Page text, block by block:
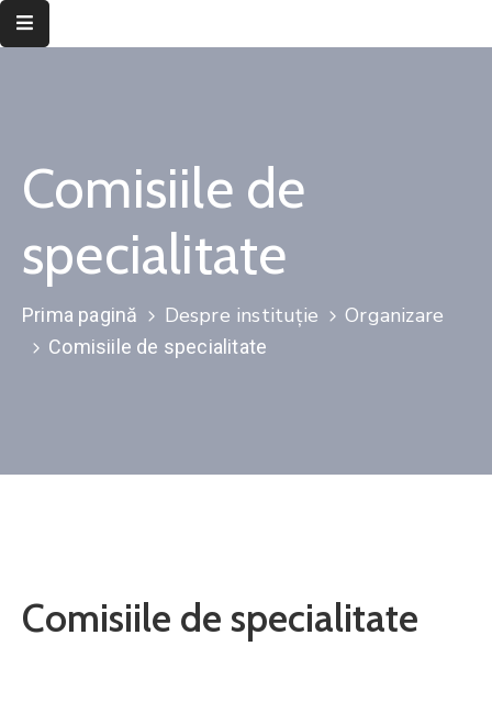
Informații
de
public
decizională
Timiș
Oficial
Local
Comisiile de
specialitate
Prima pagină Despre instituție Organizare
Comisiile de specialitate
Comisiile de specialitate